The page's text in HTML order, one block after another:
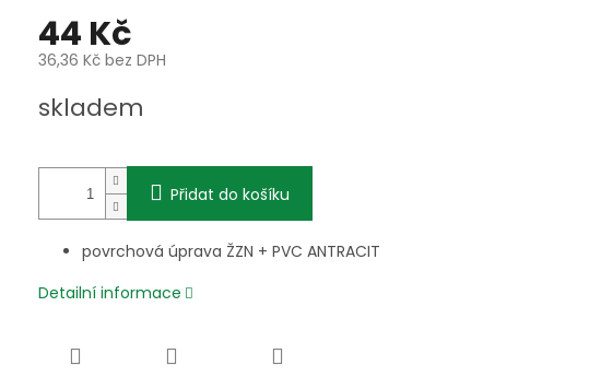
44 Kč
36,36 Kč bez DPH
cena:
skladem
Přidat do košíku
povrchová úprava ŽZN + PVC ANTRACIT
Detailní informace